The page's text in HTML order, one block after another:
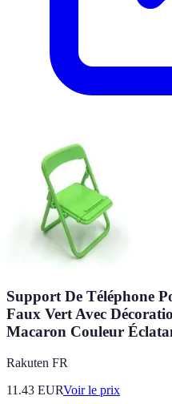
Support De Téléphone
Faux Vert Avec
Macaron Couleur
Rakuten FR
11.43 EURVoir le prix